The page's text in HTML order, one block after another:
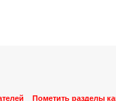
Пометить разделы